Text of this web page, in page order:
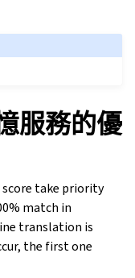
服務的優
take priority
match in
translation is
the first one